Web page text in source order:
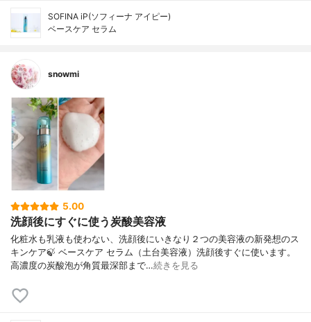
SOFINA iP(ソフィーナ アイピー)
ベースケア セラム
snowmi
5.00
洗顔後にすぐに使う炭酸美容液
化粧水も乳液も使わない、洗顔後にいきなり２つの美容液の新発想のス
キンケア🍃 ベースケア セラム（土台美容液）洗顔後すぐに使います。
高濃度の炭酸泡が角質最深部まで…続きを見る